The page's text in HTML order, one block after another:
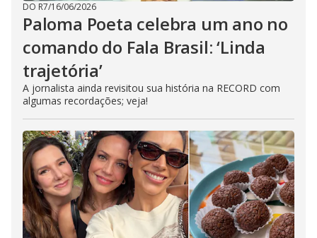
DO R7/16/06/2026
Paloma Poeta celebra um ano no
comando do Fala Brasil: ‘Linda
trajetória’
A jornalista ainda revisitou sua história na RECORD com
algumas recordações; veja!